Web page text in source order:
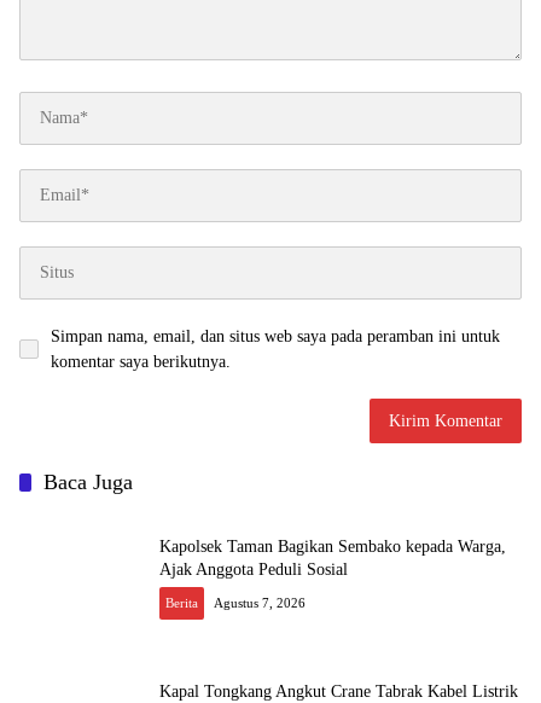
Simpan nama, email, dan situs web saya pada peramban ini untuk
komentar saya berikutnya.
Baca Juga
Kapolsek Taman Bagikan Sembako kepada Warga,
Ajak Anggota Peduli Sosial
Berita Agustus 7, 2026
Kapal Tongkang Angkut Crane Tabrak Kabel Listrik